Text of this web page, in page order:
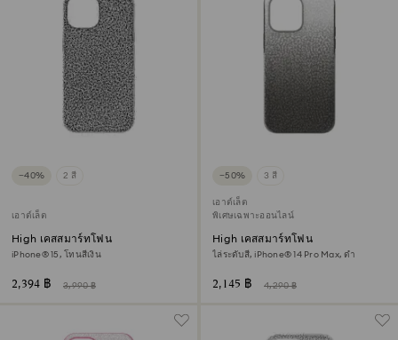
−40% 2 สี
เอาต์เล็ต
High เคสสมาร์ทโฟน
iPhone® 15, โทนสีเงิน
2,394 ฿ 3,990 ฿
−50% 3 สี
เอาต์เล็ต
พิเศษเฉพาะออนไลน์
High เคสสมาร์ทโฟน
ไล่ระดับสี, iPhone® 14 Pro Max, ดำ
2,145 ฿ 4,290 ฿